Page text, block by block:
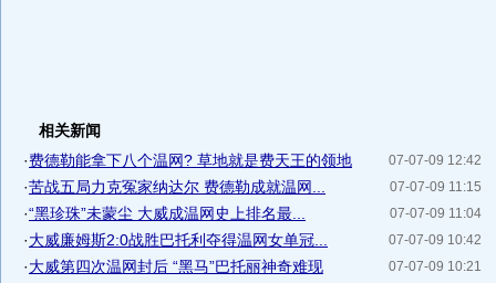
相关新闻
07-07-09 12:42
·费德勒能拿下八个温网? 草地就是费天王的领地
07-07-09 11:15
·苦战五局力克冤家纳达尔 费德勒成就温网...
07-07-09 11:04
·“黑珍珠”未蒙尘 大威成温网史上排名最...
07-07-09 10:42
·大威廉姆斯2:0战胜巴托利夺得温网女单冠...
07-07-09 10:21
·大威第四次温网封后 “黑马”巴托丽神奇难现